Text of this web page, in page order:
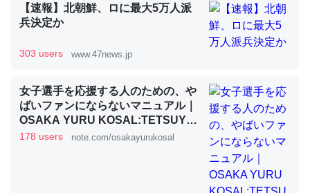
くらい。小説でいう「ずっと前の伏線」は回収されないけ
ど、短期記憶というには多い分量。進化すればするほど分
─GPTの仕組みと限界についての考察（１） - conceptualization
昆虫ってカルシウム少ないのか。知らんかった。調べたら
コオロギのカルシウム分はエビの600分の1程度。
─ニュース :: 【研究発表】昆虫学の大問題＝「昆虫はなぜ海にいな
【速報】北朝鮮、ロに最大5万人派
兵決定か
303 users www.47news.jp
女子選手を応援する人のための、や
ばいファンにならないマニュアル｜
OSAKA YURU KOSAL:TETSUYA
KITAMOTO
178 users note.com/osakayurukosal